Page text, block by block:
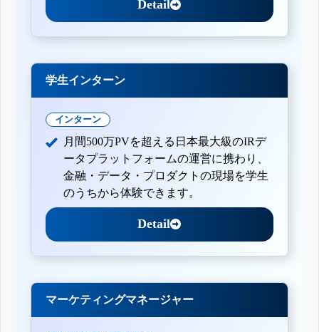
Detail
学生インターン
インターン
月間500万PVを超える日本最大級のIRデ
ータプラットフォームの運営に携わり、
金融・データ・プロダクトの現場を学生
のうちから体験できます。
Detail
マーケティングマネージャー